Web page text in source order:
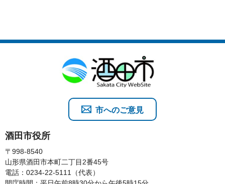
酒田市役所
〒998-8540
山形県酒田市本町二丁目2番45号
電話：0234-22-5111（代表）
市へのご意見